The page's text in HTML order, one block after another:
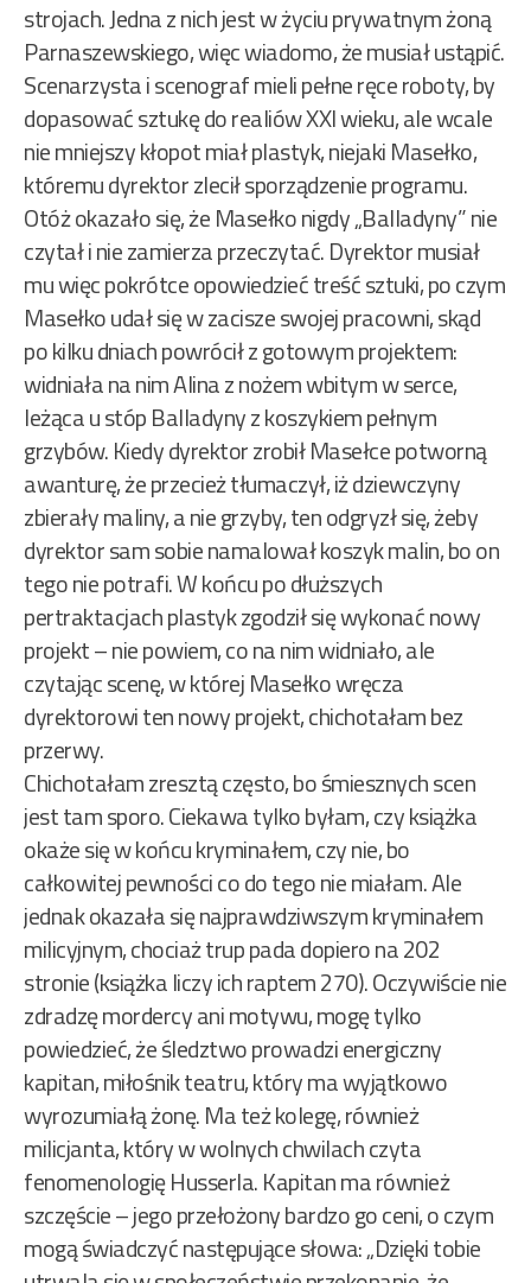
strojach. Jedna z nich jest w życiu prywatnym żoną
Parnaszewskiego, więc wiadomo, że musiał ustąpić.
Scenarzysta i scenograf mieli pełne ręce roboty, by
dopasować sztukę do realiów XXI wieku, ale wcale
nie mniejszy kłopot miał plastyk, niejaki Masełko,
któremu dyrektor zlecił sporządzenie programu.
Otóż okazało się, że Masełko nigdy „Balladyny” nie
czytał i nie zamierza przeczytać. Dyrektor musiał
mu więc pokrótce opowiedzieć treść sztuki, po czym
Masełko udał się w zacisze swojej pracowni, skąd
po kilku dniach powrócił z gotowym projektem:
widniała na nim Alina z nożem wbitym w serce,
leżąca u stóp Balladyny z koszykiem pełnym
grzybów. Kiedy dyrektor zrobił Masełce potworną
awanturę, że przecież tłumaczył, iż dziewczyny
zbierały maliny, a nie grzyby, ten odgryzł się, żeby
dyrektor sam sobie namalował koszyk malin, bo on
tego nie potrafi. W końcu po dłuższych
pertraktacjach plastyk zgodził się wykonać nowy
projekt – nie powiem, co na nim widniało, ale
czytając scenę, w której Masełko wręcza
dyrektorowi ten nowy projekt, chichotałam bez
przerwy.
Chichotałam zresztą często, bo śmiesznych scen
jest tam sporo. Ciekawa tylko byłam, czy książka
okaże się w końcu kryminałem, czy nie, bo
całkowitej pewności co do tego nie miałam. Ale
jednak okazała się najprawdziwszym kryminałem
milicyjnym, chociaż trup pada dopiero na 202
stronie (książka liczy ich raptem 270). Oczywiście nie
zdradzę mordercy ani motywu, mogę tylko
powiedzieć, że śledztwo prowadzi energiczny
kapitan, miłośnik teatru, który ma wyjątkowo
wyrozumiałą żonę. Ma też kolegę, również
milicjanta, który w wolnych chwilach czyta
fenomenologię Husserla. Kapitan ma również
szczęście – jego przełożony bardzo go ceni, o czym
mogą świadczyć następujące słowa: „Dzięki tobie